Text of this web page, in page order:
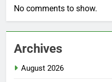
No comments to show.
Archives
August 2026